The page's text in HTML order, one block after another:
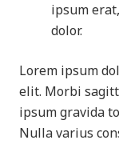
ipsum
dolor.
Lorem ipsum
elit. Morbi
ipsum gravida
Nulla varius